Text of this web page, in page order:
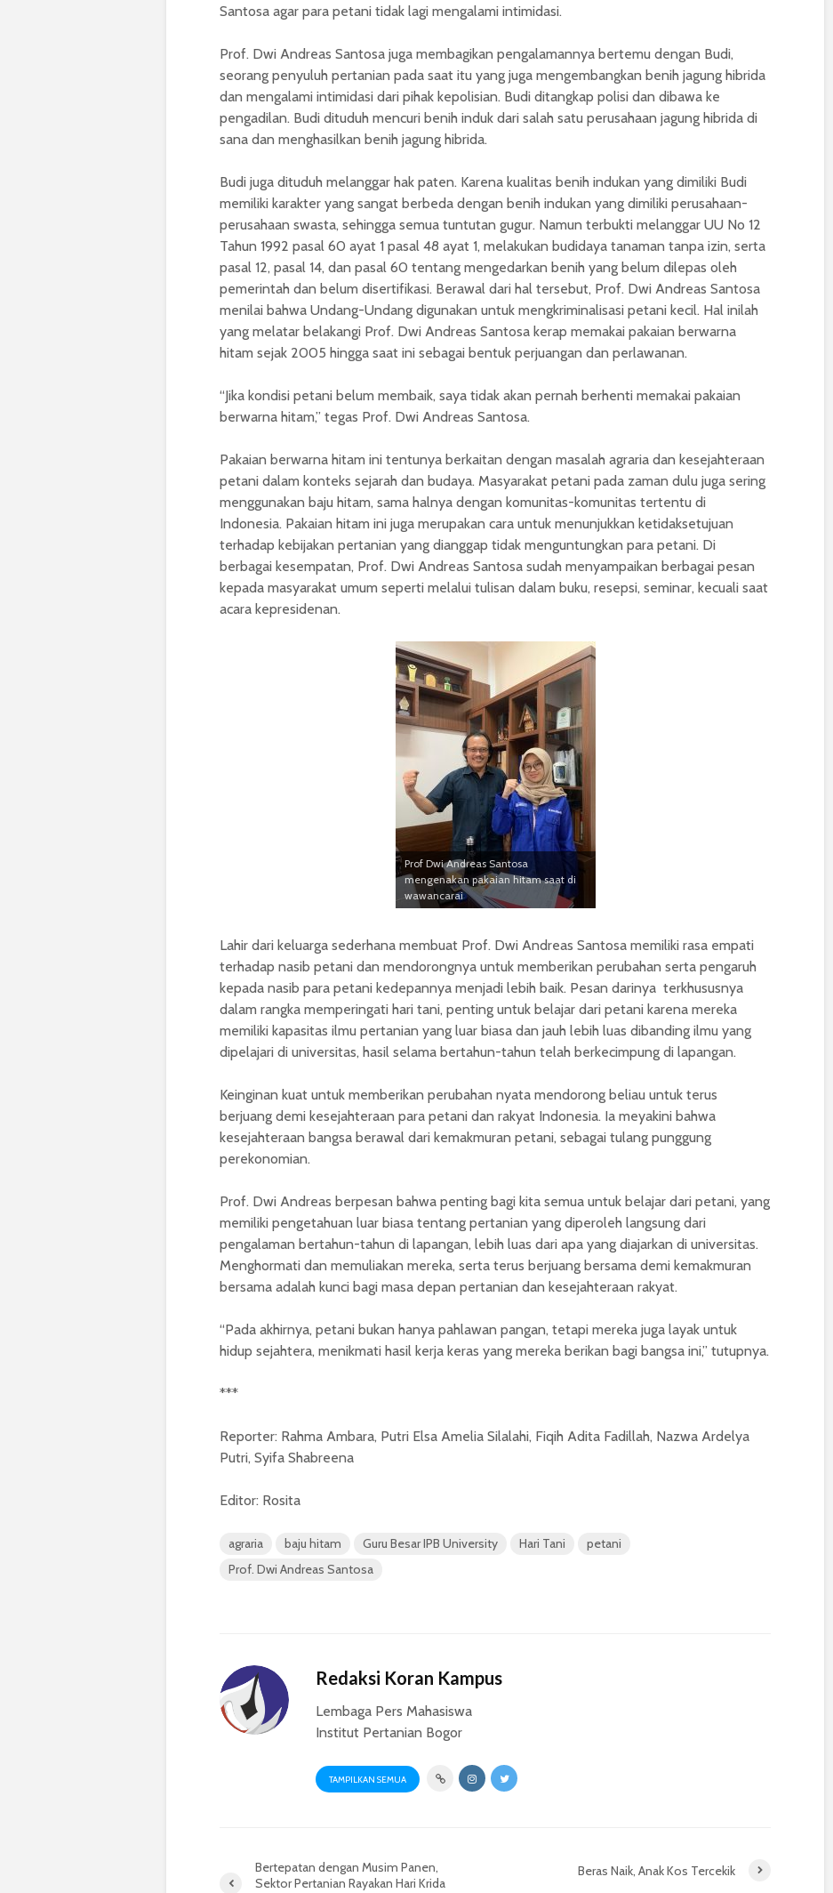
Santosa agar para petani tidak lagi mengalami intimidasi.
Prof. Dwi Andreas Santosa juga membagikan pengalamannya bertemu dengan Budi,
seorang penyuluh pertanian pada saat itu yang juga mengembangkan benih jagung hibrida
dan mengalami intimidasi dari pihak kepolisian. Budi ditangkap polisi dan dibawa ke
pengadilan. Budi dituduh mencuri benih induk dari salah satu perusahaan jagung hibrida di
sana dan menghasilkan benih jagung hibrida.
Budi juga dituduh melanggar hak paten. Karena kualitas benih indukan yang dimiliki Budi
memiliki karakter yang sangat berbeda dengan benih indukan yang dimiliki perusahaan-
perusahaan swasta, sehingga semua tuntutan gugur. Namun terbukti melanggar UU No 12
Tahun 1992 pasal 60 ayat 1 pasal 48 ayat 1, melakukan budidaya tanaman tanpa izin, serta
pasal 12, pasal 14, dan pasal 60 tentang mengedarkan benih yang belum dilepas oleh
pemerintah dan belum disertifikasi. Berawal dari hal tersebut, Prof. Dwi Andreas Santosa
menilai bahwa Undang-Undang digunakan untuk mengkriminalisasi petani kecil. Hal inilah
yang melatar belakangi Prof. Dwi Andreas Santosa kerap memakai pakaian berwarna
hitam sejak 2005 hingga saat ini sebagai bentuk perjuangan dan perlawanan.
“Jika kondisi petani belum membaik, saya tidak akan pernah berhenti memakai pakaian
berwarna hitam,” tegas Prof. Dwi Andreas Santosa.
Pakaian berwarna hitam ini tentunya berkaitan dengan masalah agraria dan kesejahteraan
petani dalam konteks sejarah dan budaya. Masyarakat petani pada zaman dulu juga sering
menggunakan baju hitam, sama halnya dengan komunitas-komunitas tertentu di
Indonesia. Pakaian hitam ini juga merupakan cara untuk menunjukkan ketidaksetujuan
terhadap kebijakan pertanian yang dianggap tidak menguntungkan para petani. Di
berbagai kesempatan, Prof. Dwi Andreas Santosa sudah menyampaikan berbagai pesan
kepada masyarakat umum seperti melalui tulisan dalam buku, resepsi, seminar, kecuali saat
acara kepresidenan.
Prof Dwi Andreas Santosa
mengenakan pakaian hitam saat di
wawancarai
Lahir dari keluarga sederhana membuat Prof. Dwi Andreas Santosa memiliki rasa empati
terhadap nasib petani dan mendorongnya untuk memberikan perubahan serta pengaruh
kepada nasib para petani kedepannya menjadi lebih baik. Pesan darinya terkhususnya
dalam rangka memperingati hari tani, penting untuk belajar dari petani karena mereka
memiliki kapasitas ilmu pertanian yang luar biasa dan jauh lebih luas dibanding ilmu yang
dipelajari di universitas, hasil selama bertahun-tahun telah berkecimpung di lapangan.
Keinginan kuat untuk memberikan perubahan nyata mendorong beliau untuk terus
berjuang demi kesejahteraan para petani dan rakyat Indonesia. Ia meyakini bahwa
kesejahteraan bangsa berawal dari kemakmuran petani, sebagai tulang punggung
perekonomian.
Prof. Dwi Andreas berpesan bahwa penting bagi kita semua untuk belajar dari petani, yang
memiliki pengetahuan luar biasa tentang pertanian yang diperoleh langsung dari
pengalaman bertahun-tahun di lapangan, lebih luas dari apa yang diajarkan di universitas.
Menghormati dan memuliakan mereka, serta terus berjuang bersama demi kemakmuran
bersama adalah kunci bagi masa depan pertanian dan kesejahteraan rakyat.
“Pada akhirnya, petani bukan hanya pahlawan pangan, tetapi mereka juga layak untuk
hidup sejahtera, menikmati hasil kerja keras yang mereka berikan bagi bangsa ini,” tutupnya.
***
Reporter: Rahma Ambara, Putri Elsa Amelia Silalahi, Fiqih Adita Fadillah, Nazwa Ardelya
Putri, Syifa Shabreena
Editor: Rosita
agraria baju hitam Guru Besar IPB University Hari Tani
petani
Prof. Dwi Andreas Santosa
Redaksi Koran Kampus
Lembaga Pers Mahasiswa
Institut Pertanian Bogor
TAMPILKAN SEMUA
Bertepatan dengan Musim Panen,
Sektor Pertanian Rayakan Hari Krida
Beras Naik, Anak Kos Tercekik